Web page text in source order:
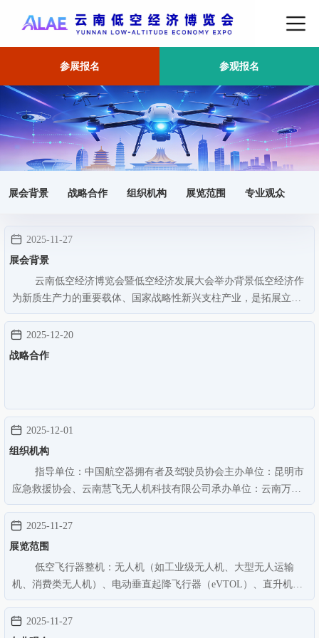
参展报名 参观报名
展会背景 战略合作 组织机构 展览范围 专业观众
首页 展会核心信息
2025-11-27
展会背景
云南低空经济博览会暨低空经济发展大会举办背景低空经济作
为新质生产力的重要载体、国家战略性新兴支柱产业，是拓展立体
发展空间、培育经济增长新赛道的关键方向。随着“十五五”规划部
署落地、《国家低空经济发展规划纲要（2026—2030年）》实施以
及新版《中华人民共和国…
2025-12-20
战略合作
2025-12-01
组织机构
指导单位：中国航空器拥有者及驾驶员协会主办单位：昆明市
应急救援协会、云南慧飞无人机科技有限公司承办单位：云南万隆
会展服务有限公司协办单位：楚雄市低空经济产业协会、昭通市低
空经济人才和产业发展协会、安宁市低空经济协会
2025-11-27
展览范围
低空飞行器整机：无人机（如工业级无人机、大型无人运输
机、消费类无人机）、电动垂直起降飞行器（eVTOL）、直升机、
固定翼飞机等各类有人/无人驾驶航空器。核心零部件与配套：动力
系统（如电池、电机）、飞控系统、航电系统、机载设备、高精度
导航模块、关键原材料与元器…
2025-11-27